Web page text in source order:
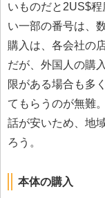
いものだと2US$
い一部の番号は、
購入は、各会社の
だが、外国人の購
限がある場合も多
てもらうのが無難
話が安いため、地
ろう。
本体の購入